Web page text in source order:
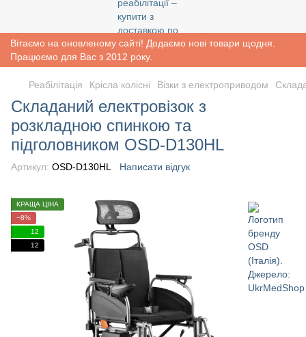
Вітаємо на оновленому сайті! Додаємо нові товари щодня.
Працюємо для Вас з 2012 року.
Реабiлiтацiя Крісла колісні Візки з електроприводом
Складаний електровізок з
розкладною спинкою та
підголовником OSD-D130HL
Артикул: OSD-D130HL Написати відгук
КРАЩА ЦІНА
−8%
12
12